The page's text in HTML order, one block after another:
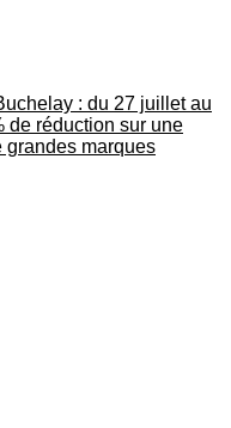
: du 27 juillet au
de réduction sur une
grandes marques